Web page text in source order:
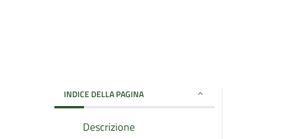
INDICE DELLA PAGINA
Descrizione